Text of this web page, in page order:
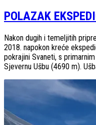
POLAZAK
Nakon dugih i temeljitih
2018. napokon kreće
pokrajini Svaneti, s
Sjevernu Ušbu (4690 m).